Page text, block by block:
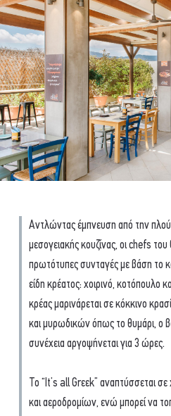
Αντλώντας έμπνευση από την
μεσογειακής κουζίνας, οι chefs
πρωτότυπες συνταγές με βάση το
είδη κρέατος: χοιρινό, κοτόπουλο
κρέας μαρινάρεται σε κόκκινο
και μυρωδικών όπως το θυμάρι, ο
συνέχεια αργοψήνεται για 3 ώρες.
To “It’s all Grεεk” αναπτύσσεται
και αεροδρομίων, ενώ μπορεί να